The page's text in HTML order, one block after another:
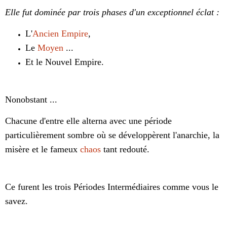
Elle fut dominée par trois phases d'un exceptionnel éclat :
L'Ancien Empire,
Le Moyen ...
Et le Nouvel Empire.
Nonobstant ...
Chacune d'entre elle alterna avec une période
particulièrement sombre où se développèrent l'anarchie, la
misère et le fameux chaos tant redouté.
Ce furent les trois Périodes Intermédiaires comme vous le
savez.